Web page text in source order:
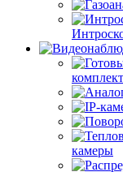
камеры